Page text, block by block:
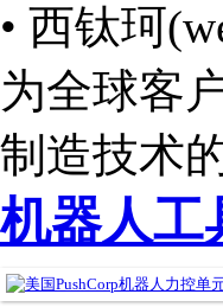
• 西钛珂
为全球客
制造技术
机器人工